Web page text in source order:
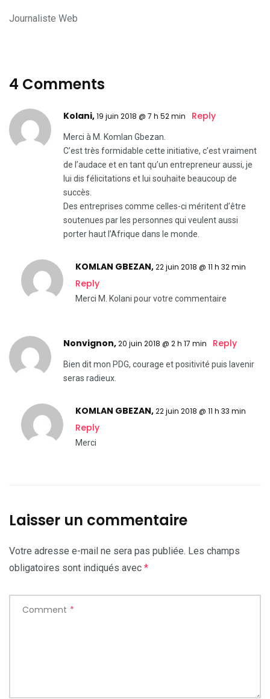
Journaliste Web
4 Comments
Kolani,19 juin 2018 @ 7 h 52 min Reply
Merci à M. Komlan Gbezan.
C’est très formidable cette initiative, c’est vraiment
de l’audace et en tant qu’un entrepreneur aussi, je
lui dis félicitations et lui souhaite beaucoup de
succès.
Des entreprises comme celles-ci méritent d’être
soutenues par les personnes qui veulent aussi
porter haut l’Afrique dans le monde.
KOMLAN GBEZAN,22 juin 2018 @ 11 h 32 min
Reply
Merci M. Kolani pour votre commentaire
Nonvignon,20 juin 2018 @ 2 h 17 min Reply
Bien dit mon PDG, courage et positivité puis lavenir
seras radieux.
KOMLAN GBEZAN,22 juin 2018 @ 11 h 33 min
Reply
Merci
Laisser un commentaire
Votre adresse e-mail ne sera pas publiée. Les champs
obligatoires sont indiqués avec *
Comment *